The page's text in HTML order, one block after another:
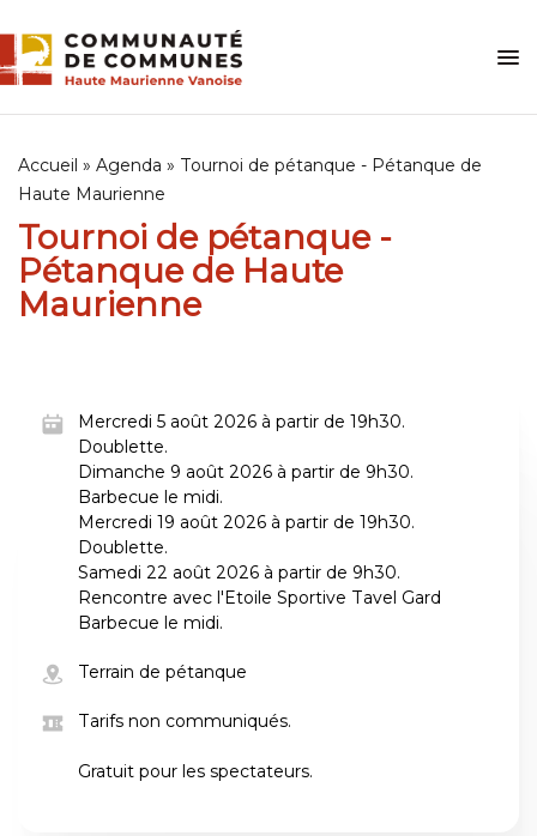
to
content
Accueil » Agenda » Tournoi de pétanque - Pétanque de
Haute Maurienne
Tournoi de pétanque -
Pétanque de Haute
Maurienne
Mercredi 5 août 2026 à partir de 19h30.
Doublette.
Dimanche 9 août 2026 à partir de 9h30.
Barbecue le midi.
Mercredi 19 août 2026 à partir de 19h30.
Doublette.
Samedi 22 août 2026 à partir de 9h30.
Rencontre avec l'Etoile Sportive Tavel Gard
Barbecue le midi.
Terrain de pétanque
Tarifs non communiqués.
Gratuit pour les spectateurs.